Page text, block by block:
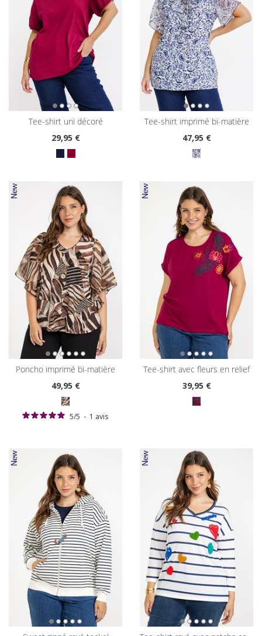
tee-shirt uni décoré
29,95 €
tee-shirt imprimé bi-matière
47,95 €
poncho imprimé bi-matière
49,95 €
5/5 - 1 avis
tee-shirt avec fleurs en relief
39,95 €